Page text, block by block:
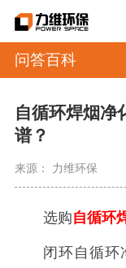
问答百科
自循环焊烟净
谱？
来源： 力维环保
选购自循环
闭环自循环